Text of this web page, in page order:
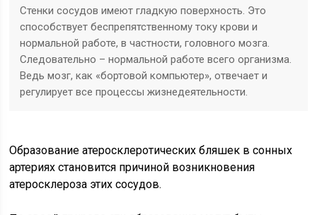
Стенки сосудов имеют гладкую поверхность. Это
способствует беспрепятственному току крови и
нормальной работе, в частности, головного мозга.
Следовательно – нормальной работе всего организма.
Ведь мозг, как «бортовой компьютер», отвечает и
регулирует все процессы жизнедеятельности.
Образование атеросклеротических бляшек в сонных
артериях становится причиной возникновения
атеросклероза этих сосудов.